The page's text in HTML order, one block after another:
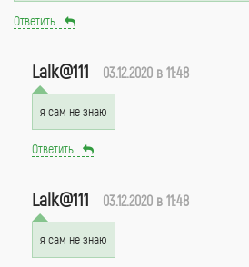
Ответить
Lalk@111 03.12.2020 в 11:48
я сам не знаю
Ответить
Lalk@111 03.12.2020 в 11:48
я сам не знаю